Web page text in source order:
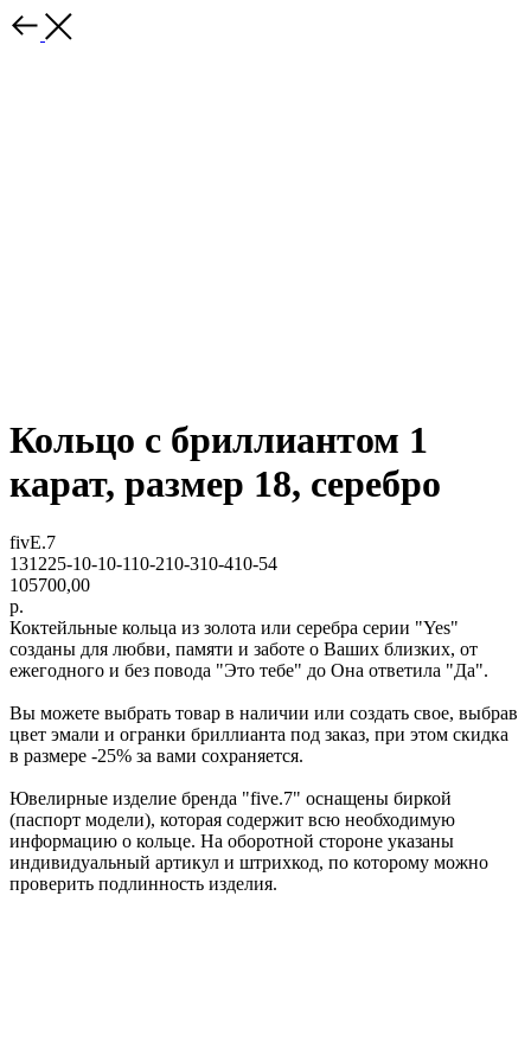
Кольцо с бриллиантом 1
карат, размер 18, серебро
fivE.7
131225-10-10-110-210-310-410-54
105700,00
р.
Коктейльные кольца из золота или серебра серии "Yes"
созданы для любви, памяти и заботе о Ваших близких, от
ежегодного и без повода "Это тебе" до Она ответила "Да".
Вы можете выбрать товар в наличии или создать свое, выбрав
цвет эмали и огранки бриллианта под заказ, при этом скидка
в размере -25% за вами сохраняется.
Ювелирные изделие бренда "five.7" оснащены биркой
(паспорт модели), которая содержит всю необходимую
информацию о кольце. На оборотной стороне указаны
индивидуальный артикул и штрихкод, по которому можно
проверить подлинность изделия.